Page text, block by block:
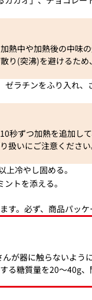
熱中や加熱後の中味
り(突沸)を避けるた
ラチンをふり入れ、
秒ずつ加熱を追加し
扱いにご注意ください
冷やし固める。
トを添える。
。必ず、商品パッ
が器に触らないよう
る糖質量を20〜40g